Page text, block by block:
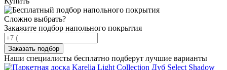
Сложно выбрать?
Закажите подбор напольного покрытия
Заказать подбор
Наши специалисты бесплатно подберут лучшие варианты